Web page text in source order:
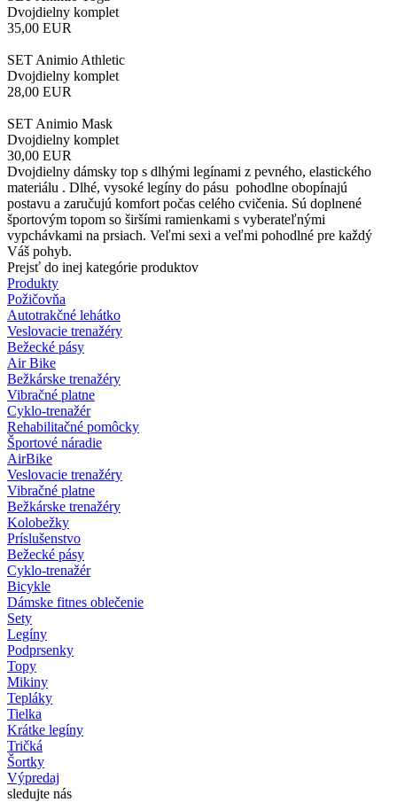
Dvojdielny komplet
35,00 EUR
SET Animio Athletic
Dvojdielny komplet
28,00 EUR
SET Animio Mask
Dvojdielny komplet
30,00 EUR
Dvojdielny dámsky top s dlhými legínami z pevného, elastického
materiálu . Dlhé, vysoké legíny do pásu pohodlne obopínajú
postavu a zaručujú komfort počas celého cvičenia. Sú doplnené
športovým topom so širšími ramienkami s vyberateľnými
vypchávkami na prsiach. Veľmi sexi a veľmi pohodlné pre každý
Váš pohyb.
Prejsť do inej kategórie produktov
Produkty
Požičovňa
Autotrakčné lehátko
Veslovacie trenažéry
Bežecké pásy
Air Bike
Bežkárske trenažéry
Vibračné platne
Cyklo-trenažér
Rehabilitačné pomôcky
Športové náradie
AirBike
Veslovacie trenažéry
Vibračné platne
Bežkárske trenažéry
Kolobežky
Príslušenstvo
Bežecké pásy
Cyklo-trenažér
Bicykle
Dámske fitnes oblečenie
Sety
Legíny
Podprsenky
Topy
Mikiny
Tepláky
Tielka
Krátke legíny
Tričká
Šortky
Výpredaj
sledujte nás